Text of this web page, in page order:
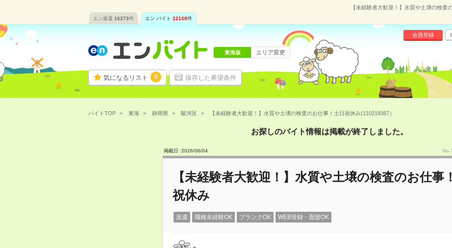
【未経験者大歓迎！】水質や土壌の検査
エン派遣 16273件 エン バイト 22168件
気になるリスト 0 保存した希望条件
会員登録
東海版 エリア変更
バイトTOP 東海 静岡県 駿河区 【未経験者大歓迎！】水質や土壌の検査のお仕事！土日祝休み(110219367）
お探しのバイト情報は掲載が終了しました。
掲載日 :2026/06/04
【未経験者大歓迎！】水質や土壌の検査のお仕事
祝休み
派遣 職種未経験OK ブランクOK WEB登録・面接OK